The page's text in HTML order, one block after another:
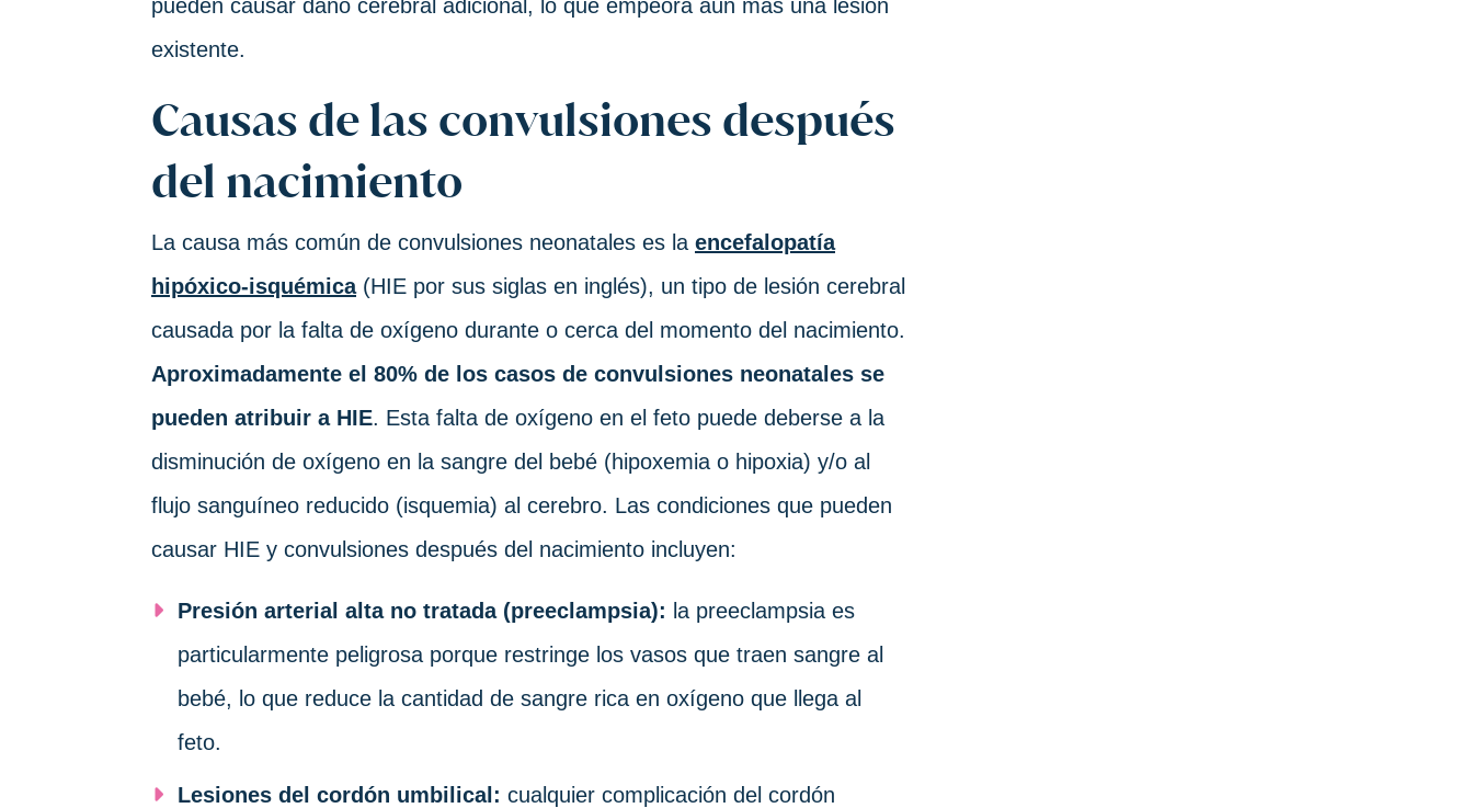
pueden causar daño cerebral adicional, lo que empeora aún más una lesión
existente.
Causas de las convulsiones después
del nacimiento
La causa más común de convulsiones neonatales es la encefalopatía
hipóxico-isquémica(HIE por sus siglas en inglés), un tipo de lesión cerebral
causada por la falta de oxígeno durante o cerca del momento del nacimiento.
Aproximadamente el 80% de los casos de convulsiones neonatales se
pueden atribuir a HIE. Esta falta de oxígeno en el feto puede deberse a la
disminución de oxígeno en la sangre del bebé (hipoxemia o hipoxia) y/o al
flujo sanguíneo reducido (isquemia) al cerebro. Las condiciones que pueden
causar HIE y convulsiones después del nacimiento incluyen:
Presión arterial alta no tratada (preeclampsia): la preeclampsia es
particularmente peligrosa porque restringe los vasos que traen sangre al
bebé, lo que reduce la cantidad de sangre rica en oxígeno que llega al
feto.
Lesiones del cordón umbilical: cualquier complicación del cordón